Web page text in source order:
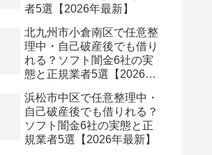
者5選【2026年最新】
北九州市小倉南区で任意整
理中・自己破産後でも借り
れる？ソフト闇金6社の実
態と正規業者5選【2026年
浜松市中区で任意整理中・
自己破産後でも借りれる？
ソフト闇金6社の実態と正
規業者5選【2026年最新】